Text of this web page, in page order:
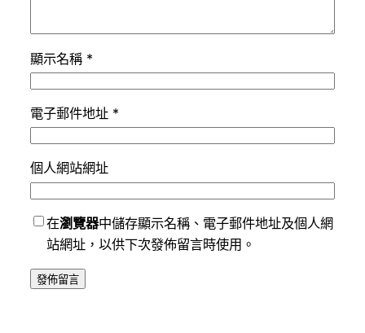
顯示名稱 *
電子郵件地址 *
個人網站網址
在瀏覽器中儲存顯示名稱、電子郵件地址及個人網
站網址，以供下次發佈留言時使用。